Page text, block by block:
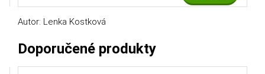
Autor: Lenka Kostková
Doporučené produkty